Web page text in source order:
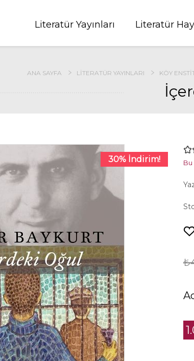
Literatür Yayınları Literatür
ANA SAYFA LITERATÜR YAYINLARI KÖY
30% İndirim! Bu